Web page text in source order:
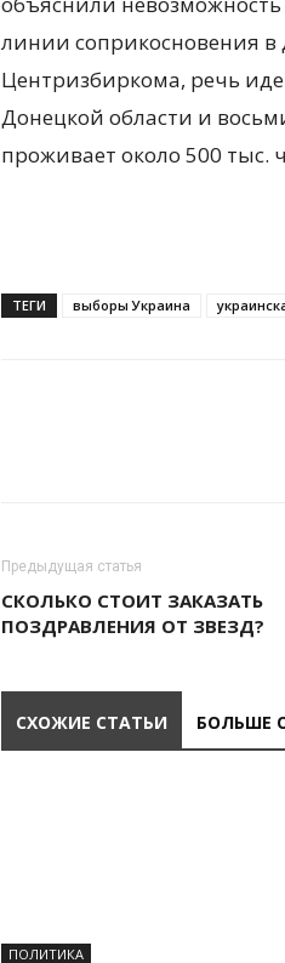
линии соприкосновения в
Центризбиркома, речь
Донецкой области и
проживает около 500 тыс.
ТЕГИ выборы Украина
Предыдущая статья
СКОЛЬКО СТОИТ ЗАКАЗАТЬ
ПОЗДРАВЛЕНИЯ ОТ ЗВЕЗД?
СХОЖИЕ СТАТЬИ БОЛЬШЕ
ПОЛИТИКА